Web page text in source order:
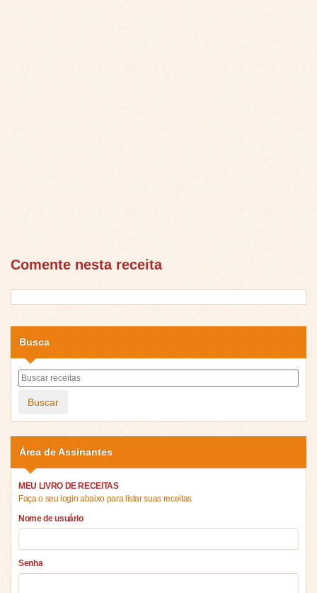
Comente nesta receita
Busca
Buscar
Área de Assinantes
MEU LIVRO DE RECEITAS
Faça o seu login abaixo para listar suas receitas
Nome de usuário
Senha